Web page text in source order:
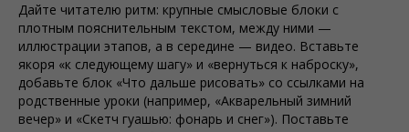
Дайте читателю ритм: крупные смысловые блоки с
плотным пояснительным текстом, между ними —
иллюстрации этапов, а в середине — видео. Вставьте
якоря «к следующему шагу» и «вернуться к наброску»,
добавьте блок «Что дальше рисовать» со ссылками на
родственные уроки (например, «Акварельный зимний
вечер» и «Скетч гуашью: фонарь и снег»). Поставьте